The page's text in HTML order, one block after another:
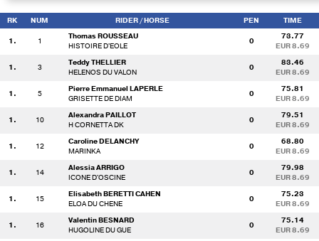
RK NUM RIDER / HORSE PEN TIME
1. 1
Thomas ROUSSEAU
HISTOIRE D'EOLE
0
73.77
EUR 8.69
1. 3
Teddy THELLIER
HELENOS DU VALON
0
83.46
EUR 8.69
1. 5
Pierre Emmanuel LAPERLE
GRISETTE DE DIAM
0
75.81
EUR 8.69
1. 10
Alexandra PAILLOT
H CORNETTA DK
0
79.51
EUR 8.69
1. 12
Caroline DELANCHY
MARINKA
0
68.80
EUR 8.69
1. 14
Alessia ARRIGO
ICONE D'OSCINE
0
79.98
EUR 8.69
1. 15
Elisabeth BERETTI CAHEN
ELOA DU CHENE
0
75.23
EUR 8.69
1. 16
Valentin BESNARD
HUGOLINE DU GUE
0
75.14
EUR 8.69